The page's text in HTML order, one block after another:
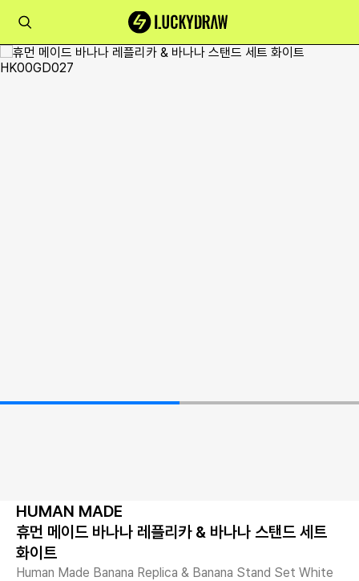
HUMAN MADE
휴먼 메이드 바나나 레플리카 & 바나나 스탠드 세트
화이트
Human Made Banana Replica & Banana Stand Set White